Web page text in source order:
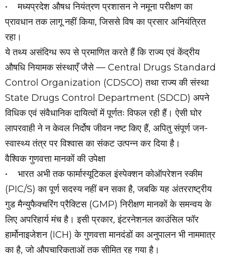
• मध्यप्रदेश औषध नियंत्रण प्रशासन ने नमूना परीक्षण का
प्रावधान तक लागू नहीं किया, जिससे विष का प्रसार अनियंत्रित
रहा।
ये तथ्य असंदिग्ध रूप से प्रमाणित करते हैं कि राज्य एवं केंद्रीय
औषधि नियामक संस्थाएँ जैसे — Central Drugs Standard
Control Organization (CDSCO) तथा राज्य की संस्था
State Drugs Control Department (SDCD) अपने
विधिक एवं संवैधानिक दायित्वों में पूर्णतः विफल रही हैं। ऐसी घोर
लापरवाही ने न केवल निर्दोष जीवन नष्ट किए हैं, अपितु संपूर्ण जन-
स्वास्थ्य तंत्र पर विश्वास का संकट उत्पन्न कर दिया है।
वैश्विक गुणवत्ता मानकों की उपेक्षा
• भारत अभी तक फार्मास्यूटिकल इंस्पेक्शन कोऑपरेशन स्कीम
(PIC/S) का पूर्ण सदस्य नहीं बन सका है, जबकि यह अंतरराष्ट्रीय
गुड मैन्युफैक्चरिंग प्रैक्टिस (GMP) निरीक्षण मानकों के समन्वय के
लिए अपरिहार्य मंच है। इसी प्रकार, इंटरनेशनल काउंसिल फॉर
हार्मोनाइजेशन (ICH) के गुणवत्ता मानदंडों का अनुपालन भी नाममात्र
का है, जो औपचारिकताओं तक सीमित रह गया है।